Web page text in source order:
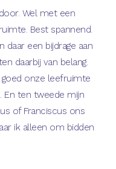
Wel met een
Best spannend.
daar een bijdrage aan
daarbij van belang.
onze leefruimte
En ten tweede mijn
of Franciscus ons
ik alleen om bidden